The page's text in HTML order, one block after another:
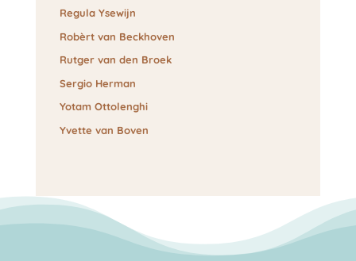
Regula Ysewijn
Robèrt van Beckhoven
Rutger van den Broek
Sergio Herman
Yotam Ottolenghi
Yvette van Boven